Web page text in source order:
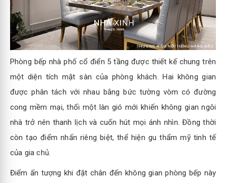
Phòng bếp nhà phố cổ điển 5 tầng được thiết kế chung trên
một diện tích mặt sàn của phòng khách. Hai không gian
được phân tách với nhau bằng bức tường vòm có đường
cong mềm mại, thổi một làn gió mới khiến không gian ngôi
nhà trở nên thanh lịch và cuốn hút mọi ánh nhìn. Đồng thời
còn tạo điểm nhấn riêng biệt, thể hiện gu thẩm mỹ tinh tế
của gia chủ.
Điểm ấn tượng khi đặt chân đến không gian phòng bếp này